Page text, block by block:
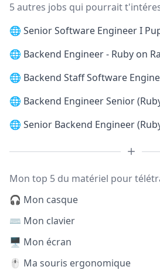
5 autres jobs qui pourrait
🌐 Senior Software Engineer I
🌐 Backend Engineer - Ruby on
🌐 Backend Staff Software
🌐 Backend Engineer Senior
🌐 Senior Backend Engineer
Mon top 5 du matériel pour
🎧 Mon casque
⌨️ Mon clavier
🖥️ Mon écran
🖱️ Ma souris ergonomique